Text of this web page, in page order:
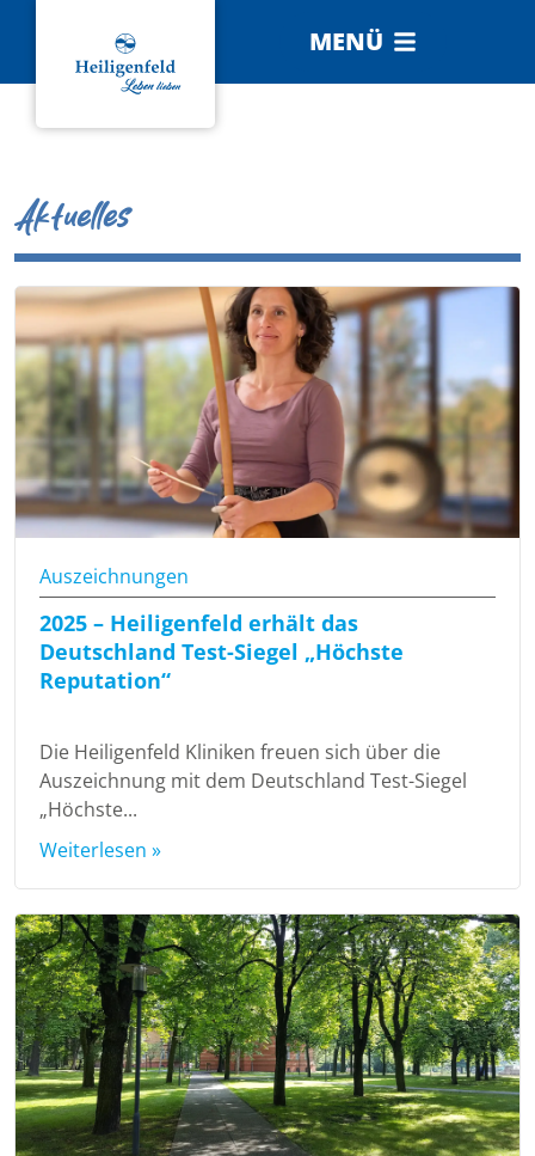
MENÜ
Aktuelles
Auszeichnungen
2025 – Heiligenfeld erhält das
Deutschland Test-Siegel „Höchste
Reputation“
Die Heiligenfeld Kliniken freuen sich über die
Auszeichnung mit dem Deutschland Test-Siegel
„Höchste...
Weiterlesen »